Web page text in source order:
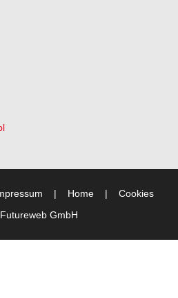
Futureweb GmbH
Home Cookies